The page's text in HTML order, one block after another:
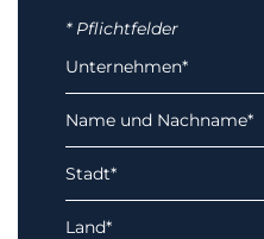
* Pflichtfelder